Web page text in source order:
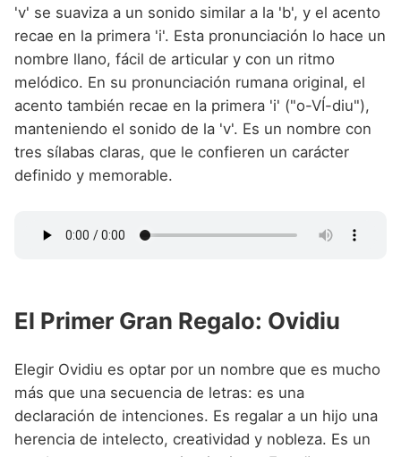
'v' se suaviza a un sonido similar a la 'b', y el acento
recae en la primera 'i'. Esta pronunciación lo hace un
nombre llano, fácil de articular y con un ritmo
melódico. En su pronunciación rumana original, el
acento también recae en la primera 'i' ("o-VÍ-diu"),
manteniendo el sonido de la 'v'. Es un nombre con
tres sílabas claras, que le confieren un carácter
definido y memorable.
El Primer Gran Regalo: Ovidiu
Elegir Ovidiu es optar por un nombre que es mucho
más que una secuencia de letras: es una
declaración de intenciones. Es regalar a un hijo una
herencia de intelecto, creatividad y nobleza. Es un